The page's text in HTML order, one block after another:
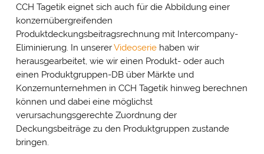
CCH Tagetik eignet sich auch für die Abbildung einer
konzernübergreifenden
Produktdeckungsbeitragsrechnung mit Intercompany-
Eliminierung. In unsererVideoseriehaben wir
herausgearbeitet, wie wir einen Produkt- oder auch
einen Produktgruppen-DB über Märkte und
Konzernunternehmen in CCH Tagetik hinweg berechnen
können und dabei eine möglichst
verursachungsgerechte Zuordnung der
Deckungsbeiträge zu den Produktgruppen zustande
bringen.